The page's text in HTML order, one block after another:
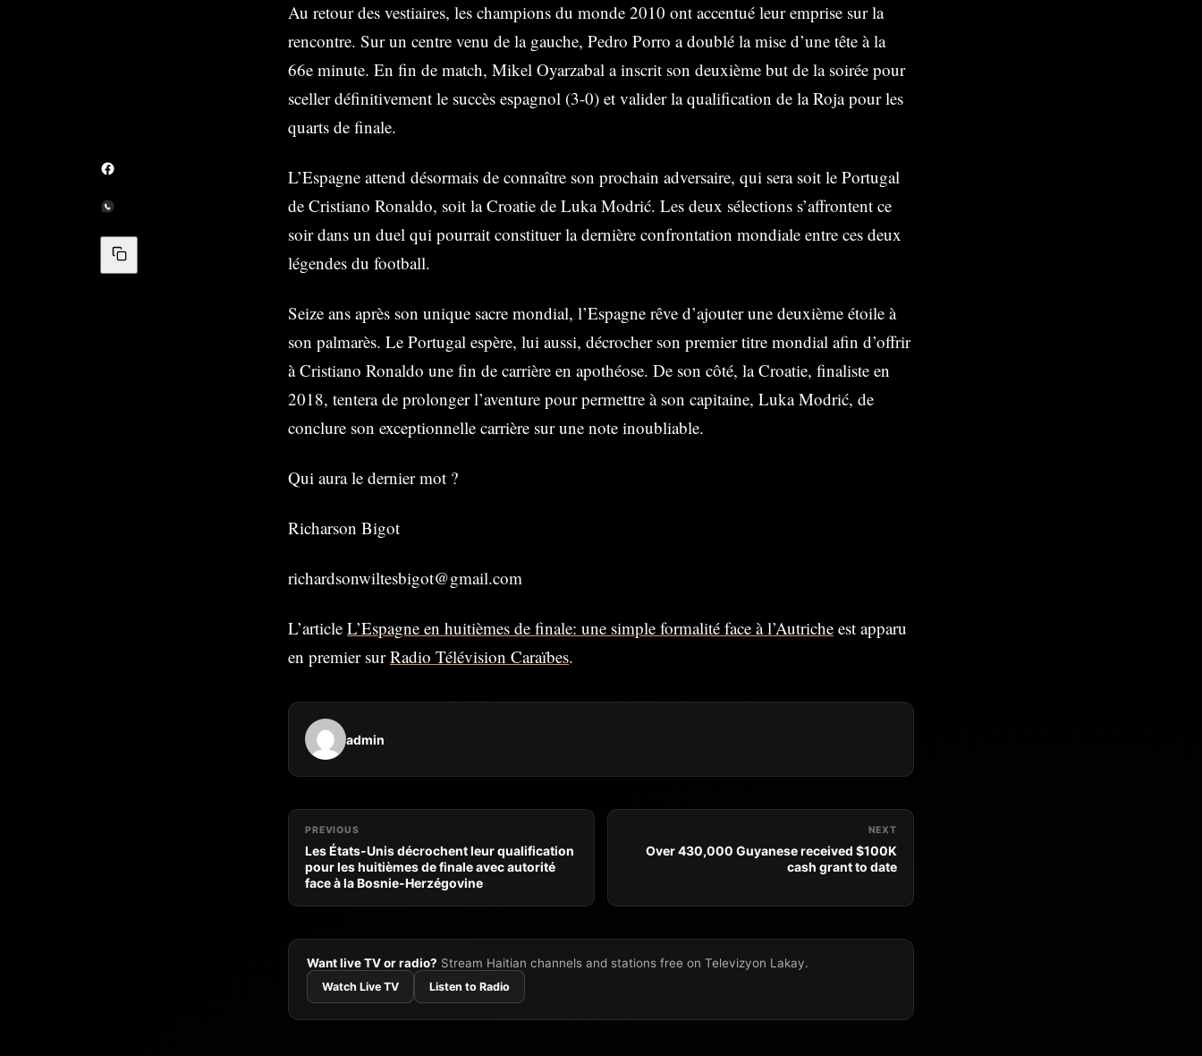
Au retour des vestiaires, les champions du monde 2010 ont accentué leur emprise sur la
rencontre. Sur un centre venu de la gauche, Pedro Porro a doublé la mise d’une tête à la
66e minute. En fin de match, Mikel Oyarzabal a inscrit son deuxième but de la soirée pour
sceller définitivement le succès espagnol (3-0) et valider la qualification de la Roja pour les
quarts de finale.
L’Espagne attend désormais de connaître son prochain adversaire, qui sera soit le Portugal
de Cristiano Ronaldo, soit la Croatie de Luka Modrić. Les deux sélections s’affrontent ce
soir dans un duel qui pourrait constituer la dernière confrontation mondiale entre ces deux
légendes du football.
Seize ans après son unique sacre mondial, l’Espagne rêve d’ajouter une deuxième étoile à
son palmarès. Le Portugal espère, lui aussi, décrocher son premier titre mondial afin d’offrir
à Cristiano Ronaldo une fin de carrière en apothéose. De son côté, la Croatie, finaliste en
2018, tentera de prolonger l’aventure pour permettre à son capitaine, Luka Modrić, de
conclure son exceptionnelle carrière sur une note inoubliable.
Qui aura le dernier mot ?
Richarson Bigot
richardsonwiltesbigot@gmail.com
L’article L’Espagne en huitièmes de finale: une simple formalité face à l’Autriche est apparu
en premier surRadio Télévision Caraïbes.
admin
PREVIOUS
Les États-Unis décrochent leur qualification
pour les huitièmes de finale avec autorité
face à la Bosnie-Herzégovine
NEXT
Over 430,000 Guyanese received $100K
cash grant to date
Want live TV or radio? Stream Haitian channels and stations free on Televizyon Lakay.
Watch Live TV Listen to Radio